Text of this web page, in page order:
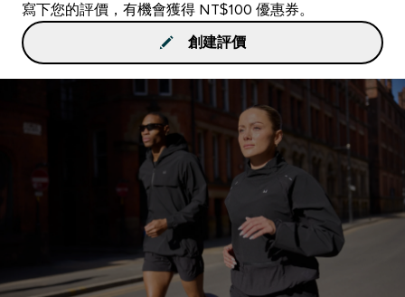
寫下您的評價，有機會獲得 NT$100 優惠券。
創建評價